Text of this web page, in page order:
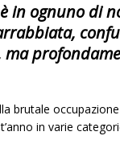
in ognuno di
ma
brutale
in varie